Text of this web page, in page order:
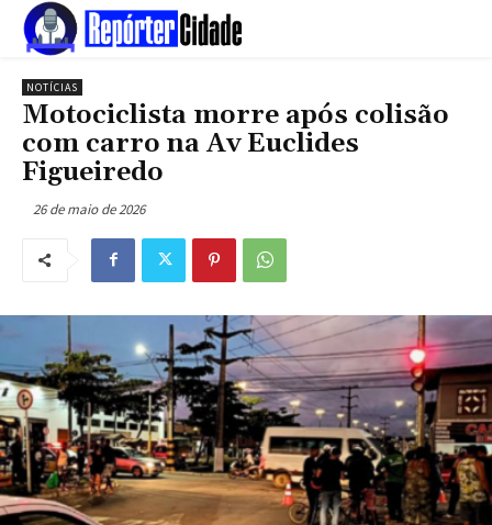
NOTÍCIAS
Motociclista morre após colisão
com carro na Av Euclides
Figueiredo
26 de maio de 2026